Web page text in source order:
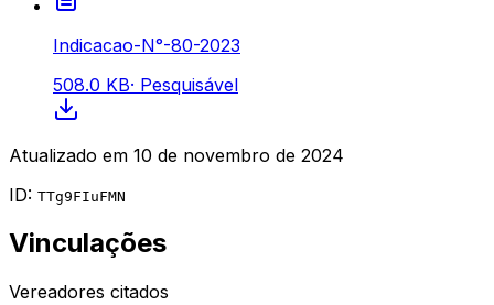
Indicacao-N°-80-2023
508.0 KB· Pesquisável
Atualizado em 10 de novembro de 2024
ID: TTg9FIuFMN
Vinculações
Vereadores citados